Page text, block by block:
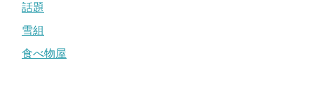
話題
雪組
食べ物屋